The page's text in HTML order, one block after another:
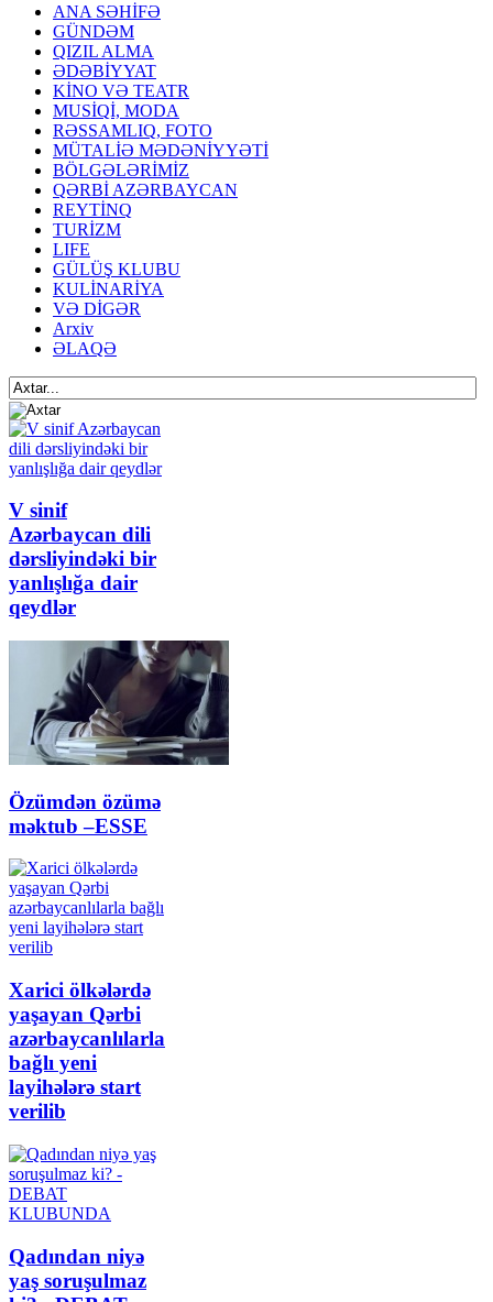
ANA SƏHİFƏ
GÜNDƏM
QIZIL ALMA
ƏDƏBİYYAT
KİNO VƏ TEATR
MUSİQİ, MODA
RƏSSAMLIQ, FOTO
MÜTALİƏ MƏDƏNİYYƏTİ
BÖLGƏLƏRİMİZ
QƏRBİ AZƏRBAYCAN
REYTİNQ
TURİZM
LIFE
GÜLÜŞ KLUBU
KULİNARİYA
VƏ DİGƏR
Arxiv
ƏLAQƏ
V sinif
Azərbaycan dili
dərsliyindəki bir
yanlışlığa dair
qeydlər
Özümdən özümə
məktub –ESSE
Xarici ölkələrdə
yaşayan Qərbi
azərbaycanlılarla
bağlı yeni
layihələrə start
verilib
Qadından niyə
yaş soruşulmaz